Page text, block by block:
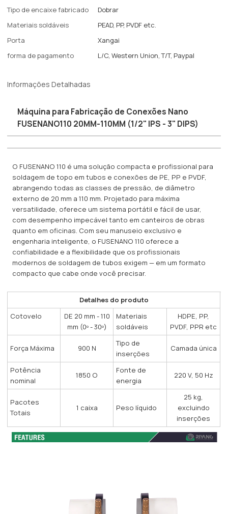
Tipo de encaixe fabricado
Dobrar
Materiais soldáveis
PEAD, PP, PVDF etc.
Porta
Xangai
forma de pagamento
L/C, Western Union, T/T, Paypal
Informações Detalhadas
Máquina para Fabricação de Conexões Nano
FUSENANO110 20MM-110MM (1/2" IPS - 3" DIPS)
O FUSENANO 110 é uma solução compacta e profissional para
soldagem de topo em tubos e conexões de PE, PP e PVDF,
abrangendo todas as classes de pressão, de diâmetro
externo de 20 mm a 110 mm. Projetado para máxima
versatilidade, oferece um sistema portátil e fácil de usar,
com desempenho impecável tanto em canteiros de obras
quanto em oficinas. Com seu manuseio exclusivo e
engenharia inteligente, o FUSENANO 110 oferece a
confiabilidade e a flexibilidade que os profissionais
modernos de soldagem de tubos exigem — em um formato
compacto que cabe onde você precisar.
Detalhes do produto
Cotovelo
DE 20 mm - 110
mm (0º - 30º)
Materiais
soldáveis
HDPE, PP,
PVDF, PPR etc
Força Máxima 900 N
Tipo de
inserções
Camada única
Potência
nominal
1850 O
Fonte de
energia
220 V, 50 Hz
Pacotes
Totais
1 caixa Peso líquido
25 kg,
excluindo
inserções